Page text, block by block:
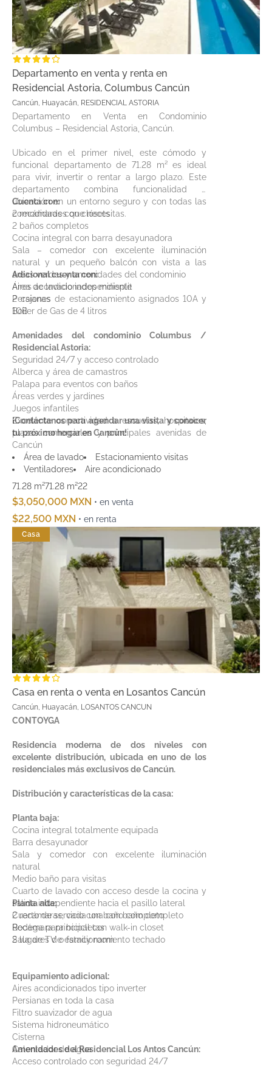
Departamento en venta y renta en
Residencial Astoria, Columbus Cancún
Cancún, Huayacán, RESIDENCIAL ASTORIA
Departamento en Venta en Condominio
Columbus – Residencial Astoria, Cancún.
Ubicado en el primer nivel, este cómodo y
funcional departamento de 71.28 m² es ideal
para vivir, invertir o rentar a largo plazo. Este
departamento combina funcionalidad y
ubicación en un entorno seguro y con todas las
comodidades que necesitas.
Cuenta con:
2 recámaras con clósets
2 baños completos
Cocina integral con barra desayunadora
Sala – comedor con excelente iluminación
natural y un pequeño balcón con vista a las
áreas verdes y amenidades del condominio
Área de lavado independiente
2 cajones de estacionamiento asignados 10A y
10B
Adicional cuenta con:
Aires acondicionados minisplit
Persianas
Boiler de Gas de 4 litros
Amenidades del condominio Columbus /
Residencial Astoria:
Seguridad 24/7 y acceso controlado
Alberca y área de camastros
Palapa para eventos con baños
Áreas verdes y jardines
Juegos infantiles
Excelente conectividad a escuelas, hospitales,
plazas comerciales y principales avenidas de
Cancún
¡Contáctanos para agendar una visita y conocer
tu próximo hogar en Cancún!
Área de lavado
Estacionamiento visitas
Ventiladores
Aire acondicionado
71.28 m²71.28 m²22
$3,050,000 MXN • en venta
$22,500 MXN • en renta
Casa
Casa en renta o venta en Losantos Cancún
Cancún, Huayacán, LOSANTOS CANCUN
CONTOYGA
Residencia moderna de dos niveles con
excelente distribución, ubicada en uno de los
residenciales más exclusivos de Cancún.
Distribución y características de la casa:
Planta baja:
Cocina integral totalmente equipada
Barra desayunador
Sala y comedor con excelente iluminación
natural
Medio baño para visitas
Cuarto de lavado con acceso desde la cocina y
salida independiente hacia el pasillo lateral
Cuarto de servicio con baño completo
Bodega para bicicletas
2 lugares de estacionamiento techado
Planta alta:
2 recámaras, cada una con baño completo
Recámara principal con walk-in closet
Sala de TV o family room
Equipamiento adicional:
Aires acondicionados tipo inverter
Persianas en toda la casa
Filtro suavizador de agua
Sistema hidroneumático
Cisterna
Calentador de agua
Amenidades del Residencial Los Antos Cancún:
Acceso controlado con seguridad 24/7